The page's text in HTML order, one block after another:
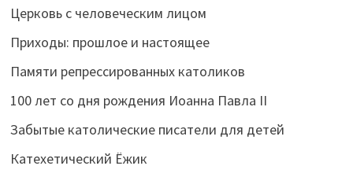
Церковь с человеческим лицом
Приходы: прошлое и настоящее
Памяти репрессированных католиков
100 лет со дня рождения Иоанна Павла II
Забытые католические писатели для детей
Катехетический Ёжик